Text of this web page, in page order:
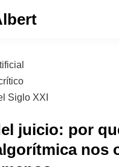
Siglo XXI
juicio: por
nos